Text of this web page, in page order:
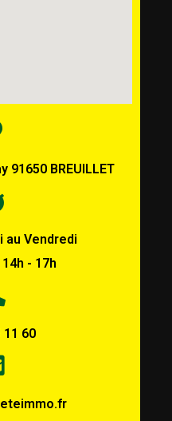
91650 BREUILLET
au Vendredi
- 17h
11 60